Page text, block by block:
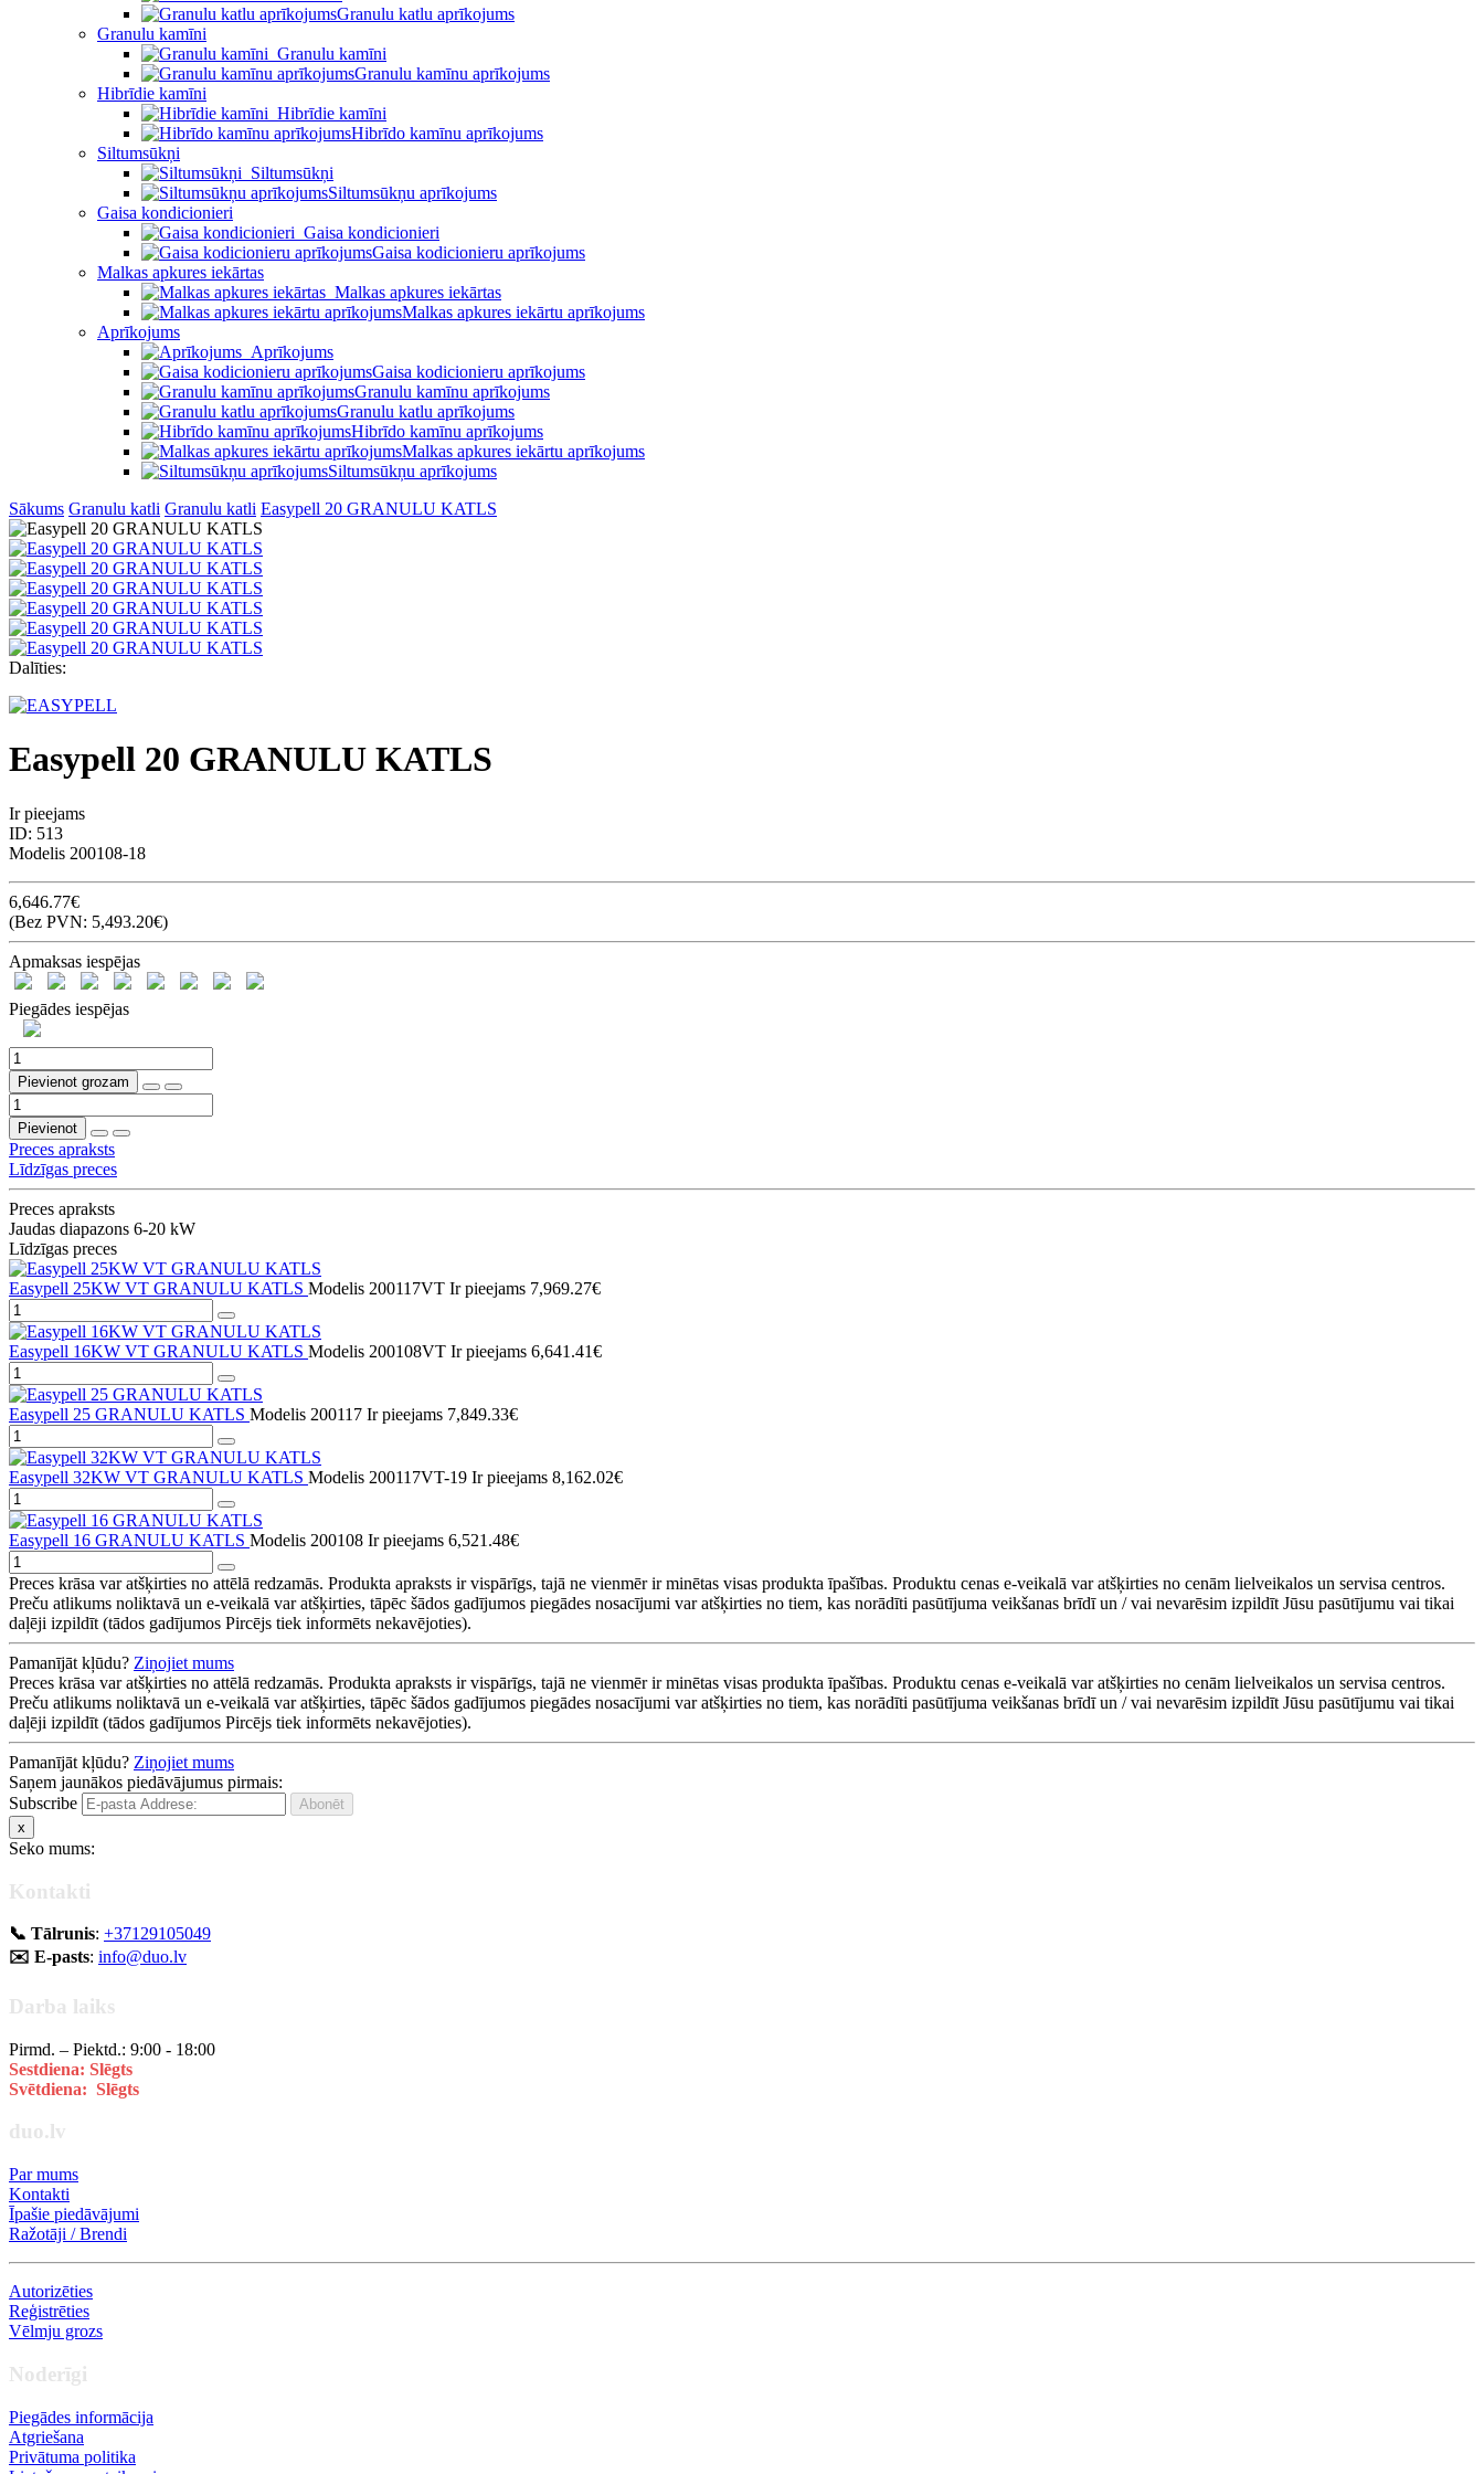
Granulu katlu aprīkojums
Granulu kamīni
Granulu kamīni
Granulu kamīnu aprīkojums
Hibrīdie kamīni
Hibrīdie kamīni
Hibrīdo kamīnu aprīkojums
Siltumsūkņi
Siltumsūkņi
Siltumsūkņu aprīkojums
Gaisa kondicionieri
Gaisa kondicionieri
Gaisa kodicionieru aprīkojums
Malkas apkures iekārtas
Malkas apkures iekārtas
Malkas apkures iekārtu aprīkojums
Aprīkojums
Aprīkojums
Gaisa kodicionieru aprīkojums
Granulu kamīnu aprīkojums
Granulu katlu aprīkojums
Hibrīdo kamīnu aprīkojums
Malkas apkures iekārtu aprīkojums
Siltumsūkņu aprīkojums
Sākums Granulu katli Granulu katli Easypell 20 GRANULU KATLS
Dalīties:
Easypell 20 GRANULU KATLS
Ir pieejams
ID: 513
Modelis 200108-18
6,646.77€
(Bez PVN: 5,493.20€)
Apmaksas iespējas
Piegādes iespējas
Pievienot grozam
Pievienot
Preces apraksts
Līdzīgas preces
Preces apraksts
Jaudas diapazons 6-20 kW
Līdzīgas preces
Easypell 25KW VT GRANULU KATLS Modelis 200117VT Ir pieejams 7,969.27€
Easypell 16KW VT GRANULU KATLS Modelis 200108VT Ir pieejams 6,641.41€
Easypell 25 GRANULU KATLS Modelis 200117 Ir pieejams 7,849.33€
Easypell 32KW VT GRANULU KATLS Modelis 200117VT-19 Ir pieejams 8,162.02€
Easypell 16 GRANULU KATLS Modelis 200108 Ir pieejams 6,521.48€
Preces krāsa var atšķirties no attēlā redzamās. Produkta apraksts ir vispārīgs, tajā ne vienmēr ir minētas visas produkta īpašības. Produktu cenas e-veikalā var atšķirties no cenām lielveikalos un servisa centros.
Preču atlikums noliktavā un e-veikalā var atšķirties, tāpēc šādos gadījumos piegādes nosacījumi var atšķirties no tiem, kas norādīti pasūtījuma veikšanas brīdī un / vai nevarēsim izpildīt Jūsu pasūtījumu vai tikai
daļēji izpildīt (tādos gadījumos Pircējs tiek informēts nekavējoties).
Pamanījāt kļūdu? Ziņojiet mums
Preces krāsa var atšķirties no attēlā redzamās. Produkta apraksts ir vispārīgs, tajā ne vienmēr ir minētas visas produkta īpašības. Produktu cenas e-veikalā var atšķirties no cenām lielveikalos un servisa centros.
Preču atlikums noliktavā un e-veikalā var atšķirties, tāpēc šādos gadījumos piegādes nosacījumi var atšķirties no tiem, kas norādīti pasūtījuma veikšanas brīdī un / vai nevarēsim izpildīt Jūsu pasūtījumu vai tikai
daļēji izpildīt (tādos gadījumos Pircējs tiek informēts nekavējoties).
Pamanījāt kļūdu? Ziņojiet mums
Saņem jaunākos piedāvājumus pirmais:
Subscribe
x
Seko mums:
Kontakti
📞 Tālrunis: +37129105049
✉️ E-pasts: info@duo.lv
Darba laiks
Pirmd. – Piektd.: 9:00 - 18:00
Sestdiena: Slēgts
Svētdiena: Slēgts
duo.lv
Par mums
Kontakti
Īpašie piedāvājumi
Ražotāji / Brendi
Autorizēties
Reģistrēties
Vēlmju grozs
Noderīgi
Piegādes informācija
Atgriešana
Privātuma politika